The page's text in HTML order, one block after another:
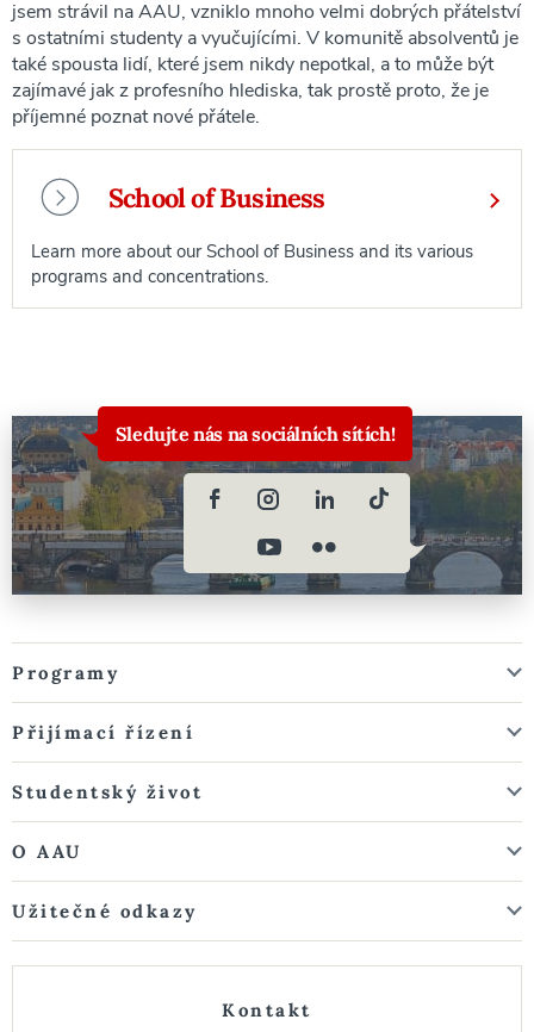
jsem strávil na AAU, vzniklo mnoho velmi dobrých přátelství
s ostatními studenty a vyučujícími. V komunitě absolventů je
také spousta lidí, které jsem nikdy nepotkal, a to může být
zajímavé jak z profesního hlediska, tak prostě proto, že je
příjemné poznat nové přátele.
School of Business
Learn more about our School of Business and its various
programs and concentrations.
Sledujte nás na sociálních sítích!
Programy
Přijímací řízení
Studentský život
O AAU
Užitečné odkazy
Kontakt